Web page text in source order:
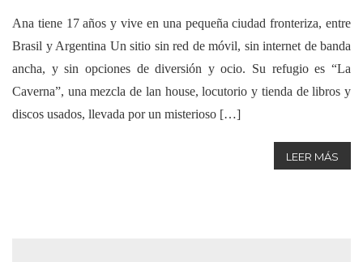
Ana tiene 17 años y vive en una pequeña ciudad fronteriza, entre
Brasil y Argentina Un sitio sin red de móvil, sin internet de banda
ancha, y sin opciones de diversión y ocio. Su refugio es “La
Caverna”, una mezcla de lan house, locutorio y tienda de libros y
discos usados, llevada por un misterioso […]
LEER MÁS